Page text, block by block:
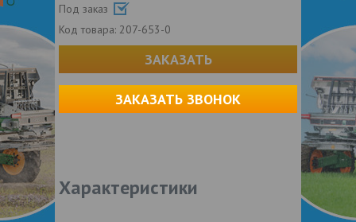
Под заказ
Код товара: 207-653-0
ЗАКАЗАТЬ
ЗАКАЗАТЬ ЗВОНОК
Характеристики